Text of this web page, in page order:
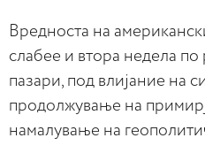
Вредноста на
слабее и втора недела по
пазари, под влијание на
продолжување на
намалување на